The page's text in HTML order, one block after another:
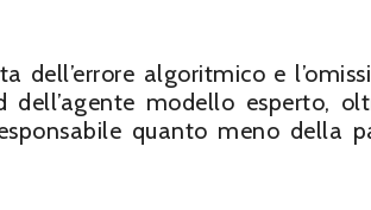
dell’errore algoritmico e
modello esperto,
quanto meno della